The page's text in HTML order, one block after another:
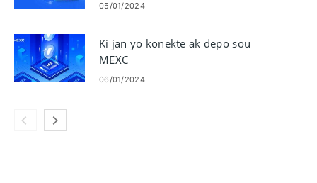
05/01/2024
Ki jan yo konekte ak depo sou
MEXC
06/01/2024